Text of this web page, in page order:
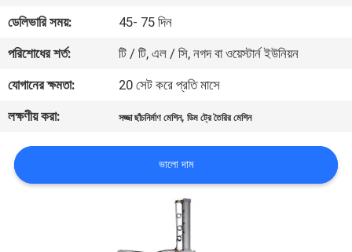
কারখানা
ভ্রমণ
মান
নিয়ন্ত্রণ
যোগাযোগ
ডেলিভারি সময়:
45- 75 দিন
পরিশোধের শর্ত:
টি / টি, এল / সি, নগদ বা ওয়েস্টার্ন ইউনিয়ন
যোগানের ক্ষমতা:
20 সেট করে প্রতি মাসে
লক্ষণীয় করা:
সজ্জা ছাঁচনির্মাণ মেশিন,ডিম ট্রে তৈরির মেশিন
ভালো দাম